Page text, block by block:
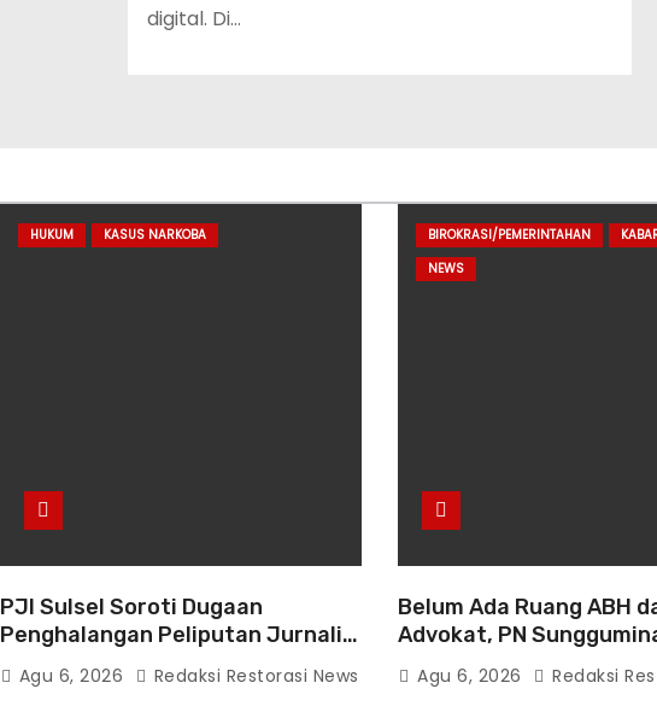
digital. Di…
HUKUM KASUS NARKOBA
PJI Sulsel Soroti Dugaan
Penghalangan Peliputan Jurnalis,
Dorong Evaluasi dan Penguatan
Kemitraan Polri-Pers
Agu 6, 2026 Redaksi Restorasi News
BIROKRASI/PEMERINTAHAN
NEWS
Belum Ada Ruang ABH
Advokat, PN
Diminta Benahi
Agu 6, 2026 Redaksi